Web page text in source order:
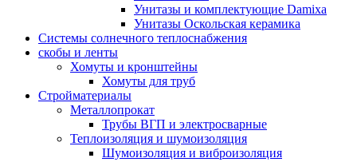
Унитазы и комплектующие Damixa
Унитазы Оскольская керамика
Системы солнечного теплоснабжения
скобы и ленты
Хомуты и кронштейны
Хомуты для труб
Стройматериалы
Металлопрокат
Трубы ВГП и электросварные
Теплоизоляция и шумоизоляция
Шумоизоляция и виброизоляция